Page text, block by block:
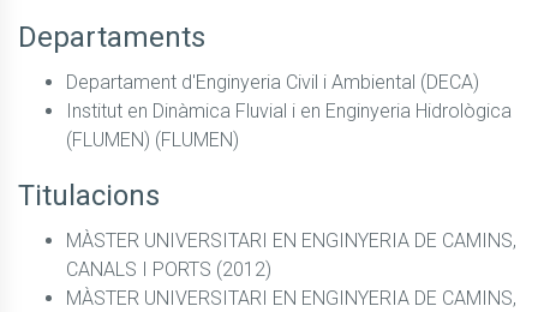
Departaments
Departament d'Enginyeria Civil i Ambiental (DECA)
Institut en Dinàmica Fluvial i en Enginyeria Hidrològica
(FLUMEN) (FLUMEN)
Titulacions
MÀSTER UNIVERSITARI EN ENGINYERIA DE CAMINS,
CANALS I PORTS (2012)
MÀSTER UNIVERSITARI EN ENGINYERIA DE CAMINS,